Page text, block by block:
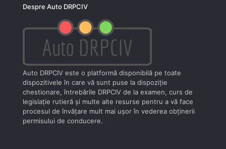
Despre Auto DRPCIV
Auto DRPCIV este o platformă disponibilă pe toate
dispozitivele în care vă sunt puse la dispoziţie
chestionare, întrebările DRPCIV de la examen, curs de
legislaţie rutieră şi multe alte resurse pentru a vă face
procesul de învăţare mult mai uşor în vederea obţinerii
permisului de conducere.